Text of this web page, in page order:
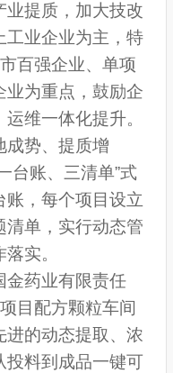
业提质，加大技改
工业企业为主，特
百强企业、单项
业为重点，鼓励企
维一体化提升。
成势、提质增
台账、三清单”式
，每个项目设立
清单，实行动态管
实。
金药业有限责任
目配方颗粒车间
进的动态提取、浓
投料到成品一键可